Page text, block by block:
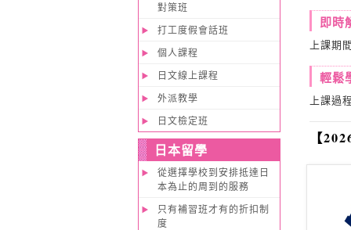
即時
上課期
輕鬆
上課過
【
對策班
打工度假會話班
個人課程
日文線上課程
外派教學
日文檢定班
日本留學
從選擇學校到安排抵達日
本為止的周到的服務
只有補習班才有的折扣制
度